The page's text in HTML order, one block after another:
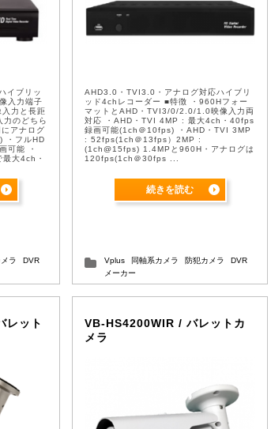
イブリッ
入力端子
力と長距
力のどちら
アナログ
・フルHD
可能 ・
大4ch・
ラ
DVR
AHD3.0・TVI3.0・アナログ対応ハイブリ
ッド4chレコーダー ■特徴 ・960Hフォー
マットとAHD・TVI3/0/2.0/1.0映像入力両
対応 ・AHD・TVI 4MP : 最大4ch・40fps
録画可能(1ch＠10fps) ・AHD・TVI 3MP
: 52fps(1ch＠13fps）2MP :
(1ch@15fps) 1.4MPと960H・アナログは
120fps(1ch＠30fps ...
続きを読む
Vplus 同軸系カメラ 防犯カメラ
DVR
メーカー
レット
VB-HS4200WIR / バレットカ
メラ